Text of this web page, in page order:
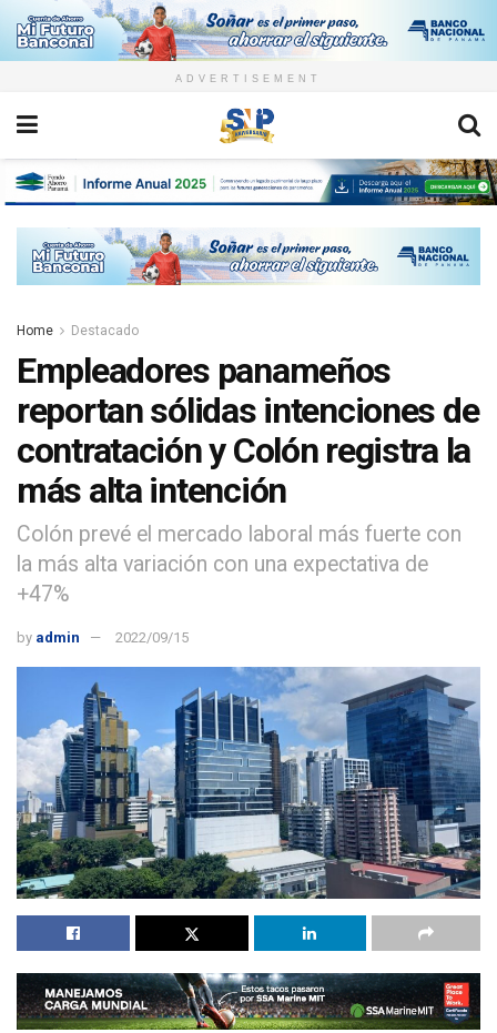
ADVERTISEMENT
Home Destacado
Empleadores panameños
reportan sólidas intenciones de
contratación y Colón registra la
más alta intención
Colón prevé el mercado laboral más fuerte con
la más alta variación con una expectativa de
+47%
by admin 2022/09/15